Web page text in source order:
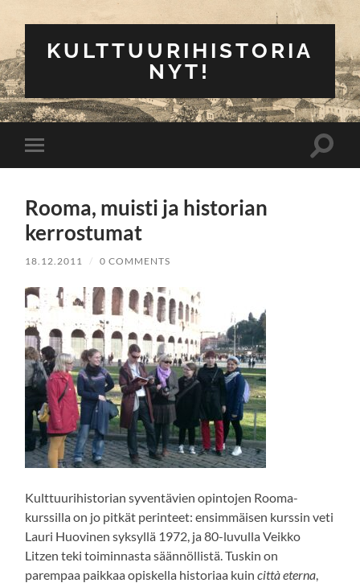
KULTTUURIHISTORIA
NYT!
Toggle
mobile
Toggle
Rooma, muisti ja historian
kerrostumat
18.12.2011 / 0 COMMENTS
Kulttuurihistorian syventävien opintojen Rooma-
kurssilla on jo pitkät perinteet: ensimmäisen kurssin veti
Lauri Huovinen syksyllä 1972, ja 80-luvulla Veikko
Litzen teki toiminnasta säännöllistä. Tuskin on
parempaa paikkaa opiskella historiaa kuincittà eterna